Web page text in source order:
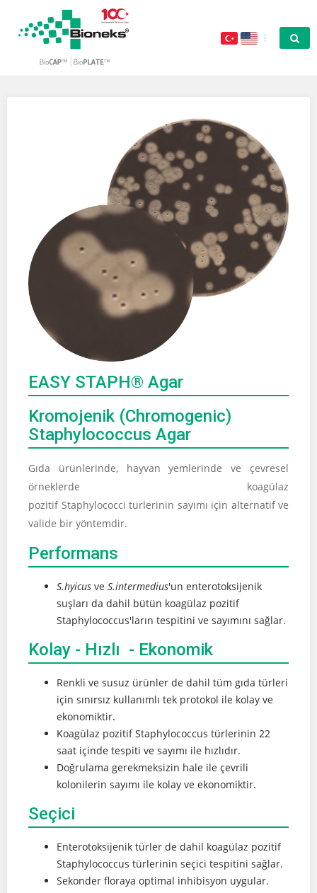
EASY STAPH® Agar
Kromojenik (Chromogenic)
Staphylococcus Agar
Gıda ürünlerinde, hayvan yemlerinde ve çevresel
örneklerde koagülaz
pozitif Staphylococci türlerinin sayımı için alternatif ve
valide bir yöntemdir.
Performans
S.hyicus ve S.intermedius'un enterotoksijenik
suşları da dahil bütün koagülaz pozitif
Staphylococcus'ların tespitini ve sayımını sağlar.
Kolay - Hızlı - Ekonomik
Renkli ve susuz ürünler de dahil tüm gıda türleri
için sınırsız kullanımlı tek protokol ile kolay ve
ekonomiktir.
Koagülaz pozitif Staphylococcus türlerinin 22
saat içinde tespiti ve sayımı ile hızlıdır.
Doğrulama gerekmeksizin hale ile çevrili
kolonilerin sayımı ile kolay ve ekonomiktir.
Seçici
Enterotoksijenik türler de dahil koagülaz pozitif
Staphylococcus türlerinin seçici tespitini sağlar.
Sekonder floraya optimal inhibisyon uygular.